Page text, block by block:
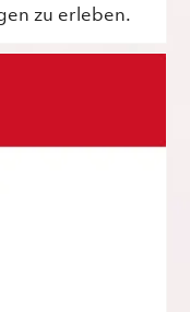
zu erleben.